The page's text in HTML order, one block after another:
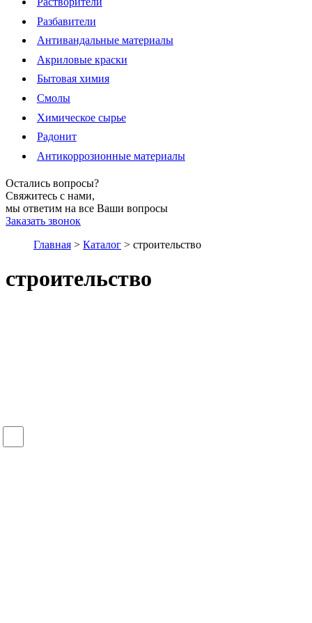
Разбавители
Антивандальные материалы
Акриловые краски
Бытовая химия
Смолы
Химическое сырье
Радонит
Антикоррозионные материалы
Остались вопросы?
Свяжитесь с нами,
мы ответим на все Ваши вопросы
Заказать звонок
Главная > Каталог > строительство
строительство